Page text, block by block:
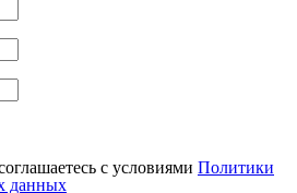
с условиями Политики
данных